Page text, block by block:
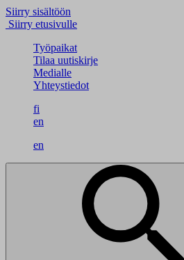
Siirry sisältöön
Siirry etusivulle
Työpaikat
Tilaa uutiskirje
Medialle
Yhteystiedot
fi
en
en